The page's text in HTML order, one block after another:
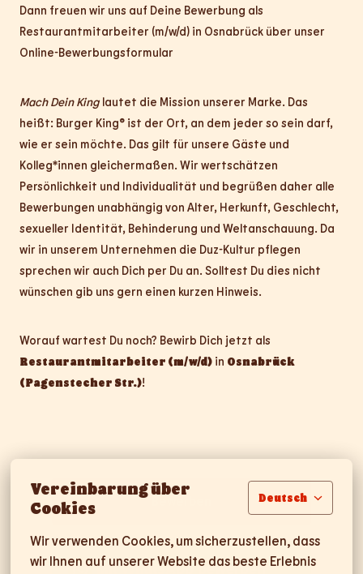
Vereinbarung über
Cookies
Deutsch
Wir verwenden Cookies, um sicherzustellen, dass
wir Ihnen auf unserer Website das beste Erlebnis
Dann freuen wir uns auf Deine Bewerbung als
Restaurantmitarbeiter (m/w/d) in Osnabrück über unser
Online-Bewerbungsformular
Mach Dein King lautet die Mission unserer Marke. Das
heißt: Burger King® ist der Ort, an dem jeder so sein darf,
wie er sein möchte. Das gilt für unsere Gäste und
Kolleg*innen gleichermaßen. Wir wertschätzen
Persönlichkeit und Individualität und begrüßen daher alle
Bewerbungen unabhängig von Alter, Herkunft, Geschlecht,
sexueller Identität, Behinderung und Weltanschauung. Da
wir in unserem Unternehmen die Duz-Kultur pflegen
sprechen wir auch Dich per Du an. Solltest Du dies nicht
wünschen gib uns gern einen kurzen Hinweis.
Worauf wartest Du noch? Bewirb Dich jetzt als
Restaurantmitarbeiter (m/w/d) in Osnabrück
(Pagenstecher Str.)!
Mit WhatsApp bewerben